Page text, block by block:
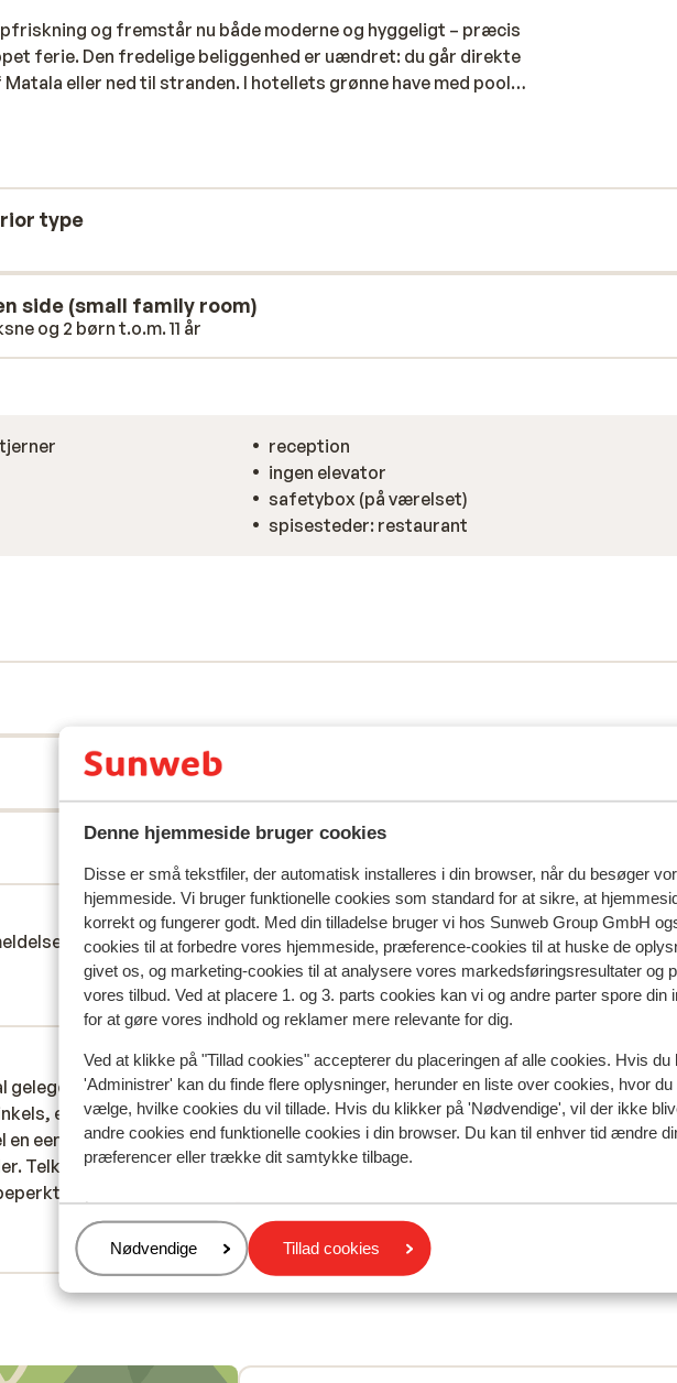
Denne hjemmeside bruger cookies
Disse er små tekstfiler, der automatisk installeres i din browser, når du besøger
hjemmeside. Vi bruger funktionelle cookies som standard for at sikre, at
korrekt og fungerer godt. Med din tilladelse bruger vi hos Sunweb Group GmbH
cookies til at forbedre vores hjemmeside, præference-cookies til at huske de
givet os, og marketing-cookies til at analysere vores markedsføringsresultater og
vores tilbud. Ved at placere 1. og 3. parts cookies kan vi og andre parter spore din
for at gøre vores indhold og reklamer mere relevante for dig.
Ved at klikke på "Tillad cookies" accepterer du placeringen af alle cookies. Hvis du
'Administrer' kan du finde flere oplysninger, herunder en liste over cookies, hvor
vælge, hvilke cookies du vil tillade. Hvis du klikker på 'Nødvendige', vil der ikke
andre cookies end funktionelle cookies i din browser. Du kan til enhver tid ændre
præferencer eller trække dit samtykke tilbage.
Administrer
Nødvendige Tillad cookies
og fremstår nu både moderne og hyggeligt – præcis
ferie. Den fredelige beliggenhed er uændret: du går direkte
eller ned til stranden. I hotellets grønne have med pool
perfekt til en rolig stund med en god bog. Morgenmad og
type
side (small family room)
og 2 børn t.o.m. 11 år
reception
ingen elevator
safetybox (på værelset)
spisesteder: restaurant
der ærligt afspejler deres oplevelser med vores produkt. Mere om
sidste uge
gelegen is ten opzichte
etc. Propere
een leuke inrichting.
Telkens een basic
opties wat voor
is, gelukkig zijn
buurt voor een leuk
gelegen is ten opzichte
etc. Propere
een leuke inrichting.
Telkens een basic
opties...
8.7 Fabelagtig
for 2 uger
Altijd gezellig, je voelt je welkom
Altijd gezellig, je voelt je welkom
Oversæt til dansk (DA)
AnonymMed partner